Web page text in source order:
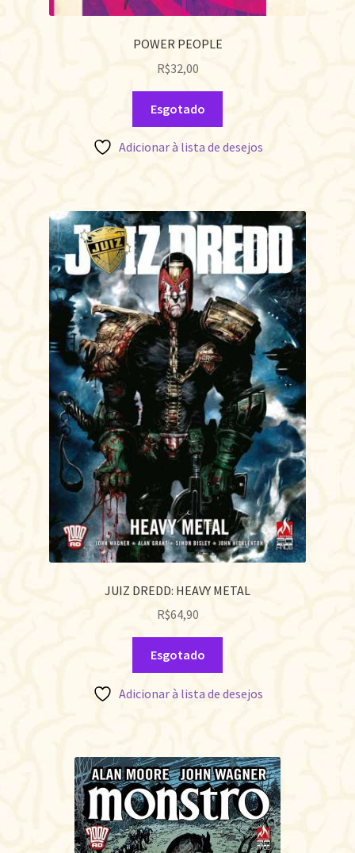
POWER PEOPLE
R$32,00
Esgotado
Adicionar à lista de desejos
JUIZ DREDD: HEAVY METAL
R$64,90
Esgotado
Adicionar à lista de desejos